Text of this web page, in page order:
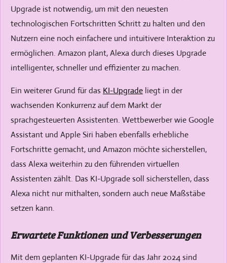
s
e
Upgrade ist notwendig, um mit den neuesten
technologischen Fortschritten Schritt zu halten und den
Nutzern eine noch einfachere und intuitivere Interaktion zu
ermöglichen. Amazon plant, Alexa durch dieses Upgrade
intelligenter, schneller und effizienter zu machen.
Ein weiterer Grund für das KI-Upgrade liegt in der
wachsenden Konkurrenz auf dem Markt der
sprachgesteuerten Assistenten. Wettbewerber wie Google
Assistant und Apple Siri haben ebenfalls erhebliche
Fortschritte gemacht, und Amazon möchte sicherstellen,
dass Alexa weiterhin zu den führenden virtuellen
Assistenten zählt. Das KI-Upgrade soll sicherstellen, dass
Alexa nicht nur mithalten, sondern auch neue Maßstäbe
setzen kann.
Erwartete Funktionen und Verbesserungen
Mit dem geplanten KI-Upgrade für das Jahr 2024 sind